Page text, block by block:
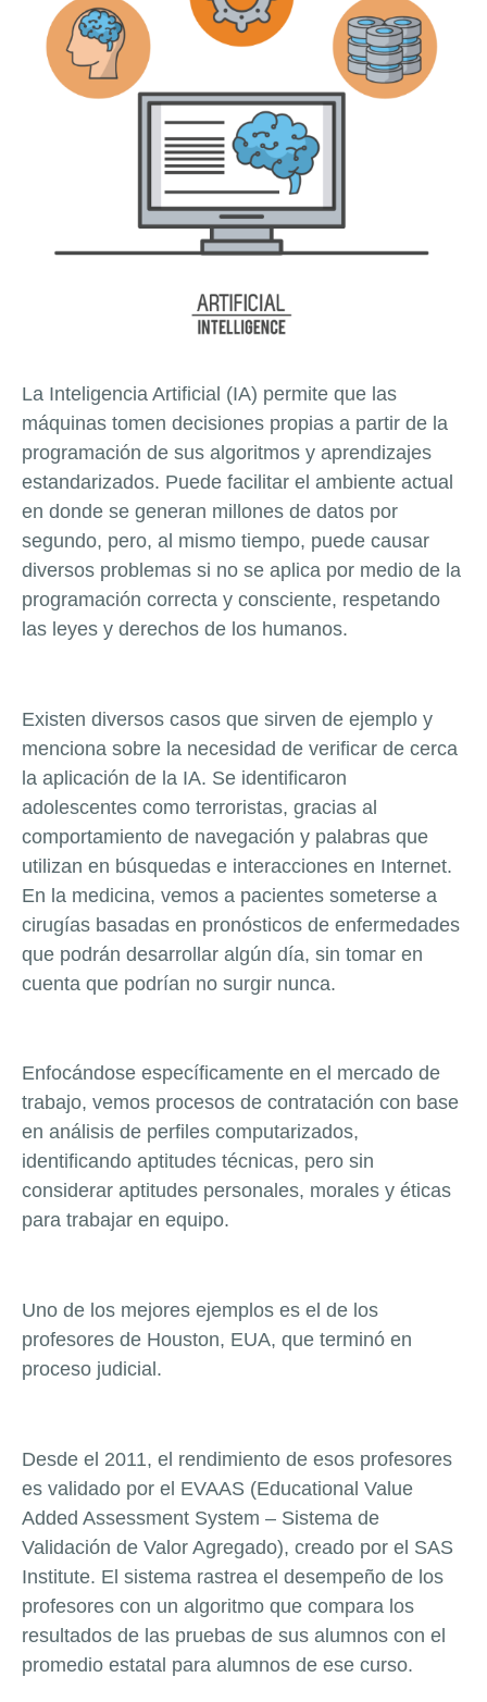
La Inteligencia Artificial (IA) permite que las
máquinas tomen decisiones propias a partir de la
programación de sus algoritmos y aprendizajes
estandarizados. Puede facilitar el ambiente actual
en donde se generan millones de datos por
segundo, pero, al mismo tiempo, puede causar
diversos problemas si no se aplica por medio de la
programación correcta y consciente, respetando
las leyes y derechos de los humanos.
Existen diversos casos que sirven de ejemplo y
menciona sobre la necesidad de verificar de cerca
la aplicación de la IA. Se identificaron
adolescentes como terroristas, gracias al
comportamiento de navegación y palabras que
utilizan en búsquedas e interacciones en Internet.
En la medicina, vemos a pacientes someterse a
cirugías basadas en pronósticos de enfermedades
que podrán desarrollar algún día, sin tomar en
cuenta que podrían no surgir nunca.
Enfocándose específicamente en el mercado de
trabajo, vemos procesos de contratación con base
en análisis de perfiles computarizados,
identificando aptitudes técnicas, pero sin
considerar aptitudes personales, morales y éticas
para trabajar en equipo.
Uno de los mejores ejemplos es el de los
profesores de Houston, EUA, que terminó en
proceso judicial.
Desde el 2011, el rendimiento de esos profesores
es validado por el EVAAS (Educational Value
Added Assessment System – Sistema de
Validación de Valor Agregado), creado por el SAS
Institute. El sistema rastrea el desempeño de los
profesores con un algoritmo que compara los
resultados de las pruebas de sus alumnos con el
promedio estatal para alumnos de ese curso.